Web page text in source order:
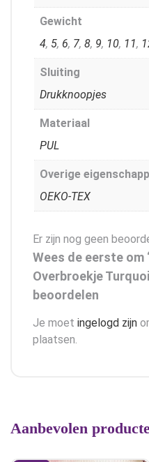
Gewicht
4, 5, 6, 7, 8, 9, 10, 11,
Sluiting
Drukknoopjes
Materiaal
PUL
Overige
OEKO-TEX
Er zijn nog geen
Wees de eerste om
Overbroekje
beoordelen
Je moet ingelogd zijn
plaatsen.
Aanbevolen